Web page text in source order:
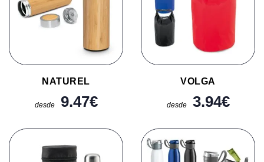
NATUREL
desde 9.47€
VOLGA
desde 3.94€